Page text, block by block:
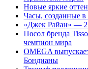
Новые яркие
Часы, созданные
«Джек Райан» — 2
Посол бренда
чемпион мира
OMEGA
Бондианы